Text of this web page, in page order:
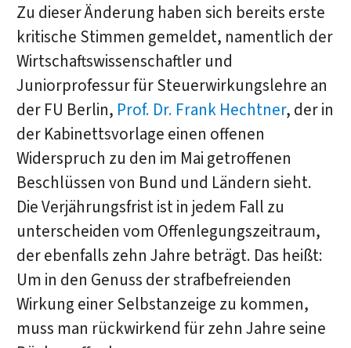
Zu dieser Änderung haben sich bereits erste
kritische Stimmen gemeldet, namentlich der
Wirtschaftswissenschaftler und
Juniorprofessur für Steuerwirkungslehre an
der FU Berlin, Prof. Dr. Frank Hechtner, der in
der Kabinettsvorlage einen offenen
Widerspruch zu den im Mai getroffenen
Beschlüssen von Bund und Ländern sieht.
Die Verjährungsfrist ist in jedem Fall zu
unterscheiden vom Offenlegungszeitraum,
der ebenfalls zehn Jahre beträgt. Das heißt:
Um in den Genuss der strafbefreienden
Wirkung einer Selbstanzeige zu kommen,
muss man rückwirkend für zehn Jahre seine